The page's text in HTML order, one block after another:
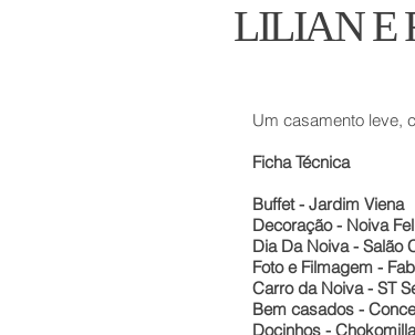
LILIAN E
Um casamento leve,
Ficha Técnica
Buffet - Jardim Viena
Decoração - Noiva
Dia Da Noiva - Salão
Foto e Filmagem -
Carro da Noiva - ST
Bem casados -
Docinhos -